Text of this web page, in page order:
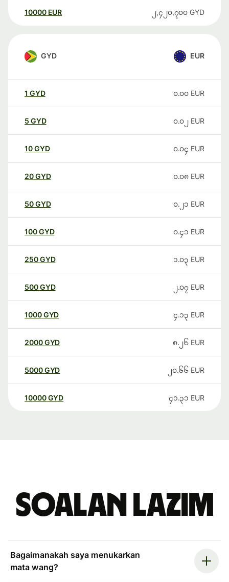
10000 EUR ၂,၄၂၀,၇၀၀ GYD
GYD EUR
1 GYD ၀.၀၀ EUR
5 GYD ၀.၀၂ EUR
10GYD ၀.၀၄ EUR
20GYD ၀.၀၈ EUR
50GYD ၀.၂၁ EUR
100GYD ၀.၄၁ EUR
250GYD ၁.၀၃ EUR
500GYD ၂.၀၇ EUR
1000GYD ၄.၁၃ EUR
2000GYD ၈.၂၆ EUR
5000GYD ၂၀.၆၆ EUR
10000 GYD ၄၁.၃၁ EUR
Soalan Lazim
Bagaimanakah saya menukarkan
mata wang?